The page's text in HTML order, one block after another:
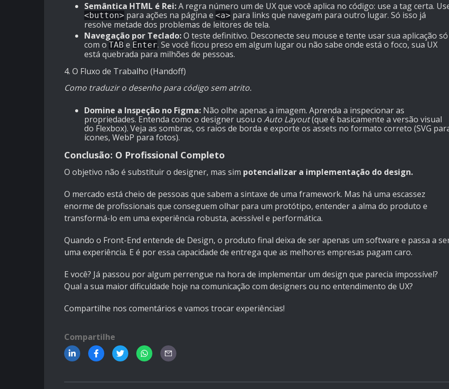
Semântica HTML é Rei:A regra número um de UX que você aplica no código: use a tag certa.
<button> para ações na página e <a> para links que navegam para outro lugar. Só isso já
resolve metade dos problemas de leitores de tela.
Navegação por Teclado:O teste definitivo. Desconecte seu mouse e tente usar sua aplicação só
com o TAB e Enter. Se você ficou preso em algum lugar ou não sabe onde está o foco, sua UX
está quebrada para milhões de pessoas.
4. O Fluxo de Trabalho (Handoff)
Como traduzir o desenho para código sem atrito.
Domine a Inspeção no Figma: Não olhe apenas a imagem. Aprenda a inspecionar as
propriedades. Entenda como o designer usou o Auto Layout(que é basicamente a versão visual
do Flexbox). Veja as sombras, os raios de borda e exporte os assets no formato correto (SVG
ícones, WebP para fotos).
Conclusão: O Profissional Completo
O objetivo não é substituir o designer, mas sim potencializar a implementação do design.
O mercado está cheio de pessoas que sabem a sintaxe de uma framework. Mas há uma escassez
enorme de profissionais que conseguem olhar para um protótipo, entender a alma do produto e
transformá-lo em uma experiência robusta, acessível e performática.
Quando o Front-End entende de Design, o produto final deixa de ser apenas um software e passa a
uma experiência. E é por essa capacidade de entrega que as melhores empresas pagam caro.
E você? Já passou por algum perrengue na hora de implementar um design que parecia impossível?
Qual a sua maior dificuldade hoje na comunicação com designers ou no entendimento de UX?
Compartilhe nos comentários e vamos trocar experiências!
Compartilhe